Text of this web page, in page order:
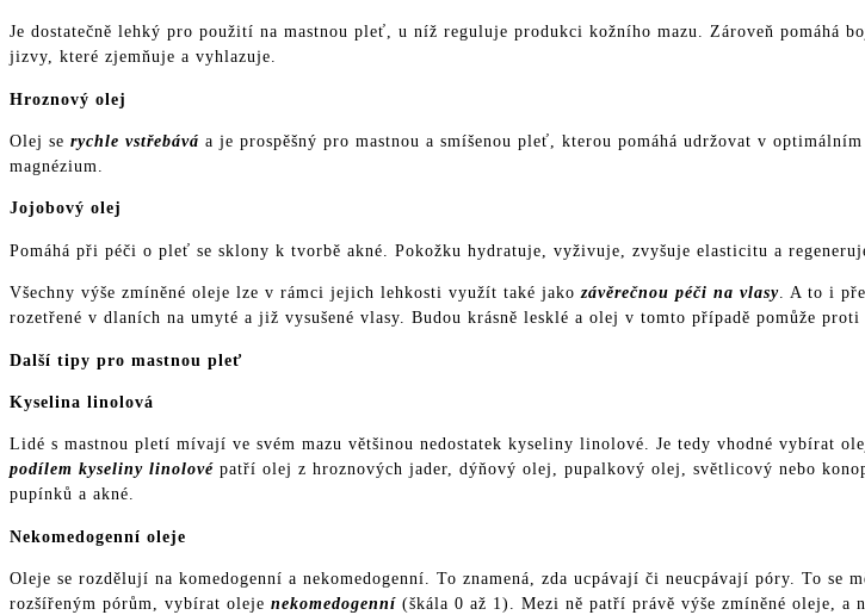
Je dostatečně lehký pro použití na mastnou pleť, u níž reguluje produkci kožního mazu. Zároveň pomáhá
jizvy, které zjemňuje a vyhlazuje.
Hroznový olej
Olej se rychle vstřebává a je prospěšný pro mastnou a smíšenou pleť, kterou pomáhá udržovat v
magnézium.
Jojobový olej
Pomáhá při péči o pleť se sklony k tvorbě akné. Pokožku hydratuje, vyživuje, zvyšuje elasticitu a
Všechny výše zmíněné oleje lze v rámci jejich lehkosti využít také jakozávěrečnou péči na vlasy. A to i
rozetřené v dlaních na umyté a již vysušené vlasy. Budou krásně lesklé a olej v tomto případě pomůže
Další tipy pro mastnou pleť
Kyselina linolová
Lidé s mastnou pletí mívají ve svém mazu většinou nedostatek kyseliny linolové. Je tedy vhodné vybírat
podílem kyseliny linolové patří olej z hroznových jader, dýňový olej, pupalkový olej, světlicový nebo
pupínků a akné.
Nekomedogenní oleje
Oleje se rozdělují na komedogenní a nekomedogenní. To znamená, zda ucpávají či neucpávají póry. To
rozšířeným pórům, vybírat oleje nekomedogenní (škála 0 až 1). Mezi ně patří právě výše zmíněné oleje,